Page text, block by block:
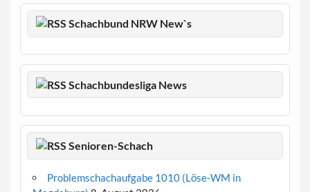
Schachbund NRW New`s
Schachbundesliga News
Senioren-Schach
Problemschachaufgabe 1010 (Löse-WM in